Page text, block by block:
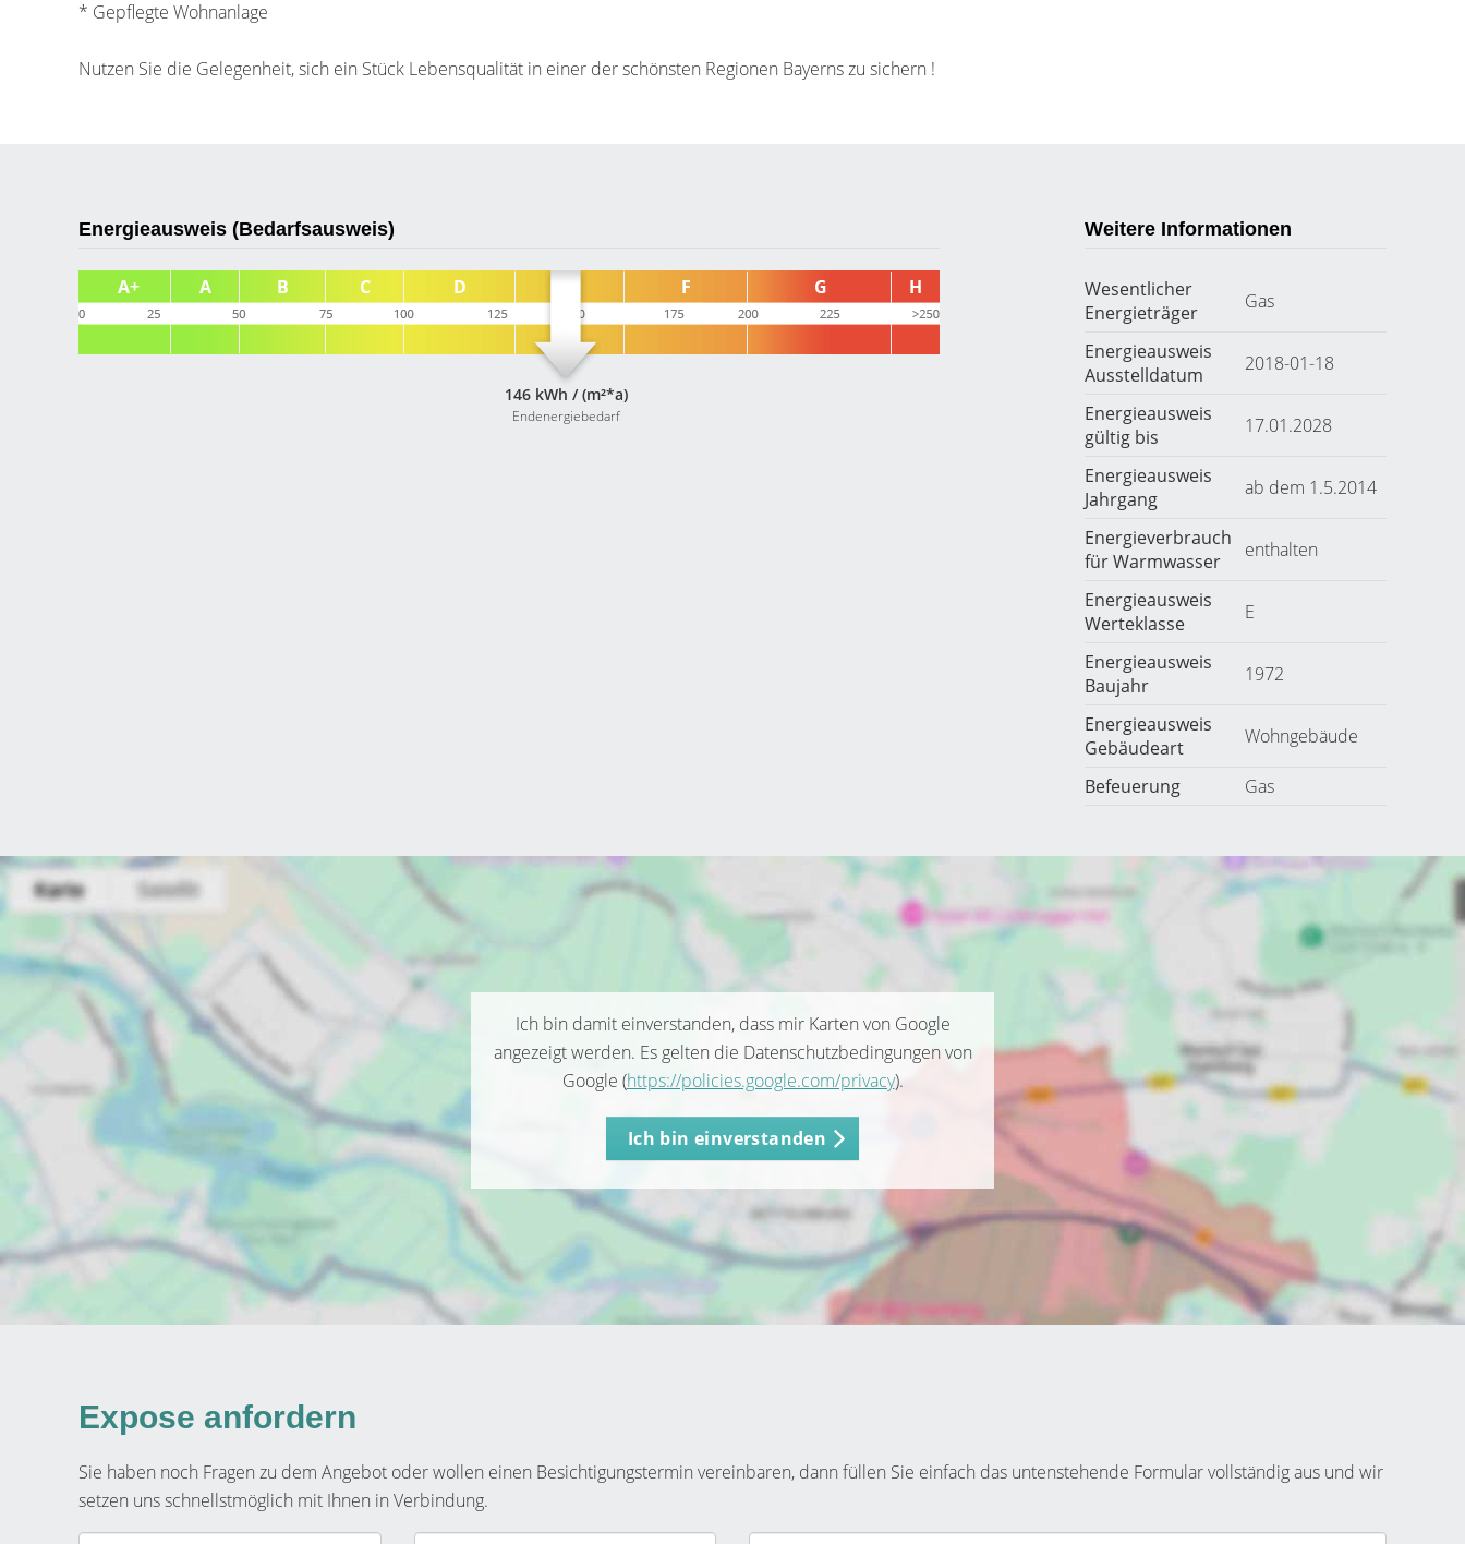
* Gepflegte Wohnanlage
Nutzen Sie die Gelegenheit, sich ein Stück Lebensqualität in einer der schönsten Regionen Bayerns zu sichern !
Energieausweis (Bedarfsausweis)
146 kWh / (m²*a)
Endenergiebedarf
Weitere Informationen
Wesentlicher
Energieträger
Gas
Energieausweis
Ausstelldatum
2018-01-18
Energieausweis
gültig bis
17.01.2028
Energieausweis
Jahrgang
ab dem 1.5.2014
Energieverbrauch
für Warmwasser
enthalten
Energieausweis
Werteklasse
E
Energieausweis
Baujahr
1972
Energieausweis
Gebäudeart
Wohngebäude
Befeuerung Gas
Ich bin damit einverstanden, dass mir Karten von Google
angezeigt werden. Es gelten die Datenschutzbedingungen von
Google (https://policies.google.com/privacy).
Ich bin einverstanden
Expose anfordern
Sie haben noch Fragen zu dem Angebot oder wollen einen Besichtigungstermin vereinbaren, dann füllen Sie einfach das untenstehende Formular vollständig aus und wir
setzen uns schnellstmöglich mit Ihnen in Verbindung.